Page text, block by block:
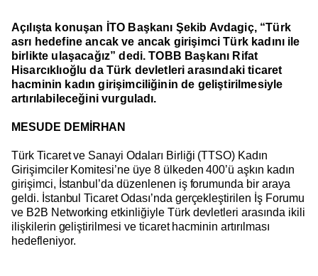
Açılışta konuşan İTO Başkanı Şekib Avdagiç, “Türk
asrı hedefine ancak ve ancak girişimci Türk kadını ile
birlikte ulaşacağız” dedi. TOBB Başkanı Rifat
Hisarcıklıoğlu da Türk devletleri arasındaki ticaret
hacminin kadın girişimciliğinin de geliştirilmesiyle
artırılabileceğini vurguladı.
MESUDE DEMİRHAN
Türk Ticaret ve Sanayi Odaları Birliği (TTSO) Kadın
Girişimciler Komitesi’ne üye 8 ülkeden 400’ü aşkın kadın
girişimci, İstanbul’da düzenlenen iş forumunda bir araya
geldi. İstanbul Ticaret Odası’nda gerçekleştirilen İş Forumu
ve B2B Networking etkinliğiyle Türk devletleri arasında ikili
ilişkilerin geliştirilmesi ve ticaret hacminin artırılması
hedefleniyor.